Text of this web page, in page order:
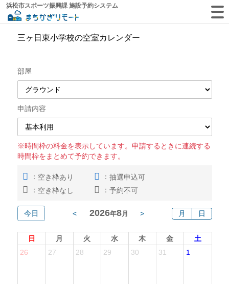
浜松市スポーツ振興課 施設予約システム
三ヶ日東小学校の空室カレンダー
部屋
申請内容
※時間枠の料金を表示しています。申請するときに連続する
時間枠をまとめて予約できます。
： 空き枠あり ： 抽選申込可
： 空き枠なし ： 予約不可
今日 < 2026年8 月 > 月 日
日 月 火 水 木 金
土
26
27 28 29 30 31 1